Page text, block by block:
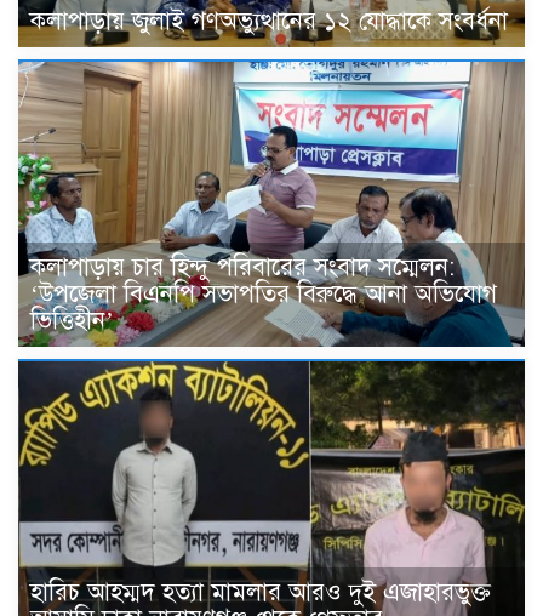
কলাপাড়ায় জুলাই গণঅভ্যুত্থানের ১২ যোদ্ধাকে সংবর্ধনা
কলাপাড়ায় চার হিন্দু পরিবারের সংবাদ সম্মেলন:
‘উপজেলা বিএনপি সভাপতির বিরুদ্ধে আনা অভিযোগ
ভিত্তিহীন’
হারিচ আহম্মদ হত্যা মামলার আরও দুই এজাহারভুক্ত